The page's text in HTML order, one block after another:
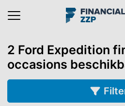
Navigation
2 Ford Expedition
occasions